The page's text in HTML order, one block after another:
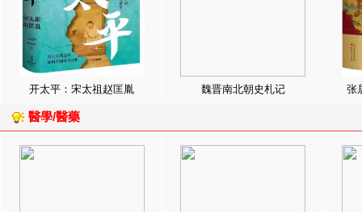
开太平：宋太祖赵匡胤 魏晋南北朝史札记 张
醫學/醫藥